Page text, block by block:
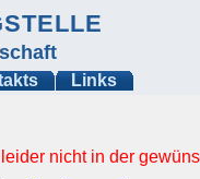
Links
nicht in der